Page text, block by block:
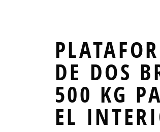
DE DOS
500 KG
EL